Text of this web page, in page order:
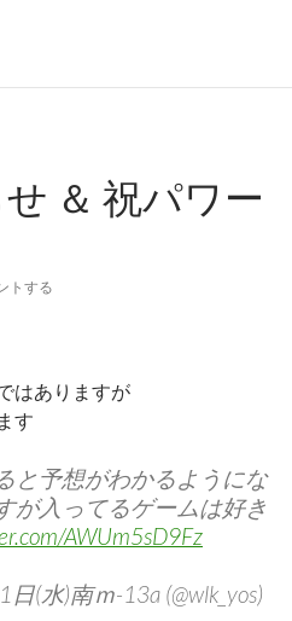
で画面に分割線を引きたい
＆ 祝パワー
トする
はありますが
す
と予想がわかるようにな
入ってるゲームは好き
AWUm5sD9Fz
(水)南ｍ-13a (@wlk_yos)